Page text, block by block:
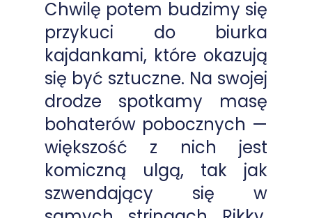
Chwilę potem budzimy się
przykuci do biurka
kajdankami, które okazują
się być sztuczne. Na swojej
drodze spotkamy masę
bohaterów pobocznych —
większość z nich jest
komiczną ulgą, tak jak
szwendający się w